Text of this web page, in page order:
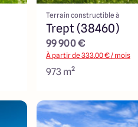
Terrain constructible à
Trept (38460)
99 900 €
À partir de333.00€ / mois
973 m²